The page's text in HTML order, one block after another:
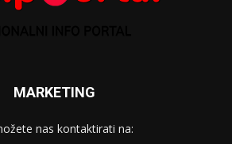
MARKETING
nas kontaktirati na: